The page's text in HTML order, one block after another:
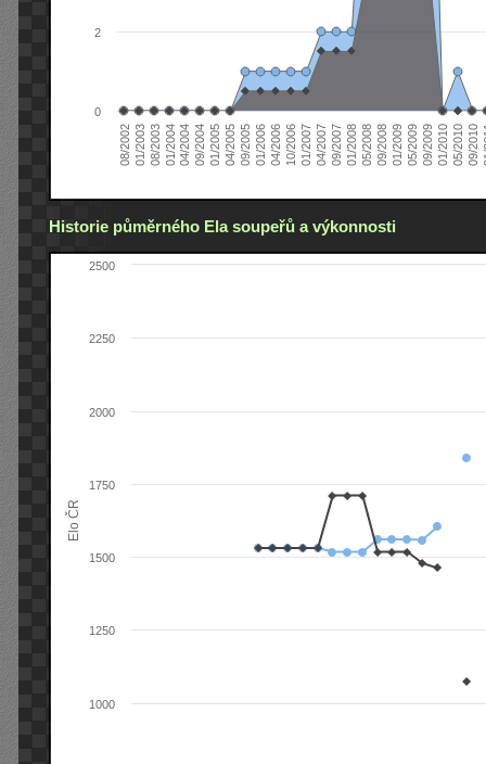
08/200201/200308/200301/200404/200409/200401/200504/200509/200501/200604/200610/200601/200704/200709/200701/200805/200809/200801/200905/200909/200901/201005/201009/2010
0
2
Historie půměrného Ela soupeřů a výkonnosti
Elo ČR
1000
1250
1500
1750
2000
2250
2500